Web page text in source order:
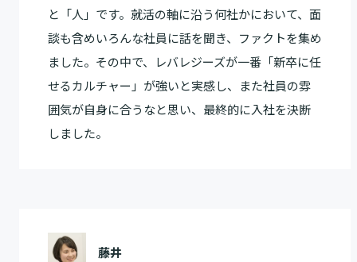
と「人」です。就活の軸に沿う何社かにおいて、面
談も含めいろんな社員に話を聞き、ファクトを集め
ました。その中で、レバレジーズが一番「新卒に任
せるカルチャー」が強いと実感し、また社員の雰
囲気が自身に合うなと思い、最終的に入社を決断
しました。
藤井